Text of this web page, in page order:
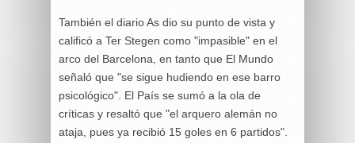
También el diario As dio su punto de vista y
calificó a Ter Stegen como "impasible" en el
arco del Barcelona, en tanto que El Mundo
señaló que "se sigue hudiendo en ese barro
psicológico". El País se sumó a la ola de
críticas y resaltó que "el arquero alemán no
ataja, pues ya recibió 15 goles en 6 partidos".